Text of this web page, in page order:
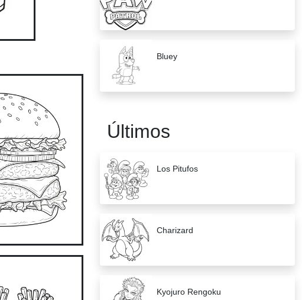
Bluey
Últimos
Los Pitufos
Charizard
Kyojuro Rengoku